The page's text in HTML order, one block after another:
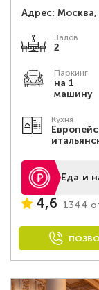
Адрес: Москва,
Залов
2
Паркинг
на 1
машину
Кухня
Еда и
4,6 1344